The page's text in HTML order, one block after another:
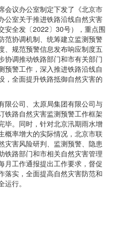
会议办公室制定下发了《北京市
公室关于推进铁路沿线自然灾害
安全发〔2022〕30号），重点围
范协调机制、统筹建立监测预警
、规范预警信息发布响应制度五
协调推动铁路部门和市有关部门
预警工作，深入推进铁路沿线自
，全面提升铁路抵御自然灾害的
限公司、太原局集团有限公司与
铁路自然灾害监测预警工作框架
毕。同时，针对北京汛期雨水增
概率增大的实际情况，北京市联
灾害风险研判、监测预警、隐患
铁路部门和市相关自然灾害管理
月工作通报提出工作要求，督促
落实，全面提高自然灾害防范和
行。